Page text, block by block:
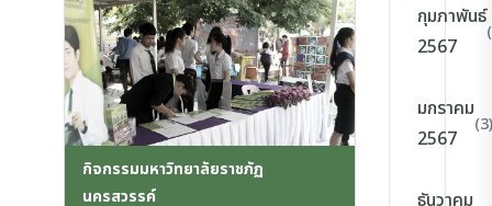
กิจกรรมมหาวิทยาลัยราชภัฏ
นครสวรรค์
กุมภาพันธ์
2567
มกราคม
2567
(3)
ธันวาคม